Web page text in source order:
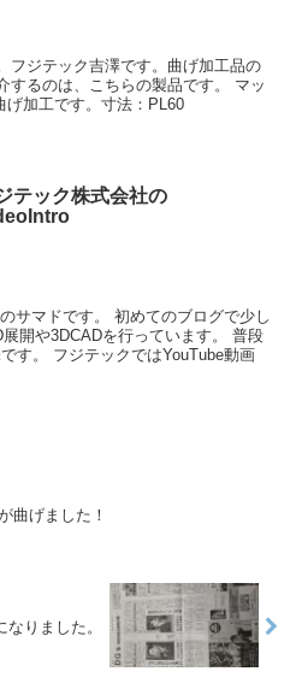
フジテック吉澤です。曲げ加工品の
するのは、こちらの製品です。 マッ
げ加工です。寸法：PL60
テック株式会社の
サマドです。 初めてのブログで少し
開や3DCADを行っています。 普段
す。 フジテックではYouTube動画
曲げました！
なりました。